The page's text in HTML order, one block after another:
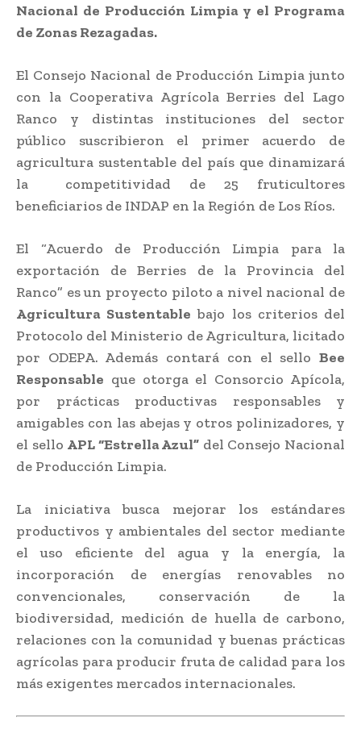
Nacional de Producción Limpia y el Programa
de Zonas Rezagadas.
El Consejo Nacional de Producción Limpia junto
con la Cooperativa Agrícola Berries del Lago
Ranco y distintas instituciones del sector
público suscribieron el primer acuerdo de
agricultura sustentable del país que dinamizará
la competitividad de 25 fruticultores
beneficiarios de INDAP en la Región de Los Ríos.
El “Acuerdo de Producción Limpia para la
exportación de Berries de la Provincia del
Ranco” es un proyecto piloto a nivel nacional de
Agricultura Sustentable bajo los criterios del
Protocolo del Ministerio de Agricultura, licitado
por ODEPA. Además contará con el sello Bee
Responsable que otorga el Consorcio Apícola,
por prácticas productivas responsables y
amigables con las abejas y otros polinizadores, y
el sello APL “Estrella Azul” del Consejo Nacional
de Producción Limpia.
La iniciativa busca mejorar los estándares
productivos y ambientales del sector mediante
el uso eficiente del agua y la energía, la
incorporación de energías renovables no
convencionales, conservación de la
biodiversidad, medición de huella de carbono,
relaciones con la comunidad y buenas prácticas
agrícolas para producir fruta de calidad para los
más exigentes mercados internacionales.